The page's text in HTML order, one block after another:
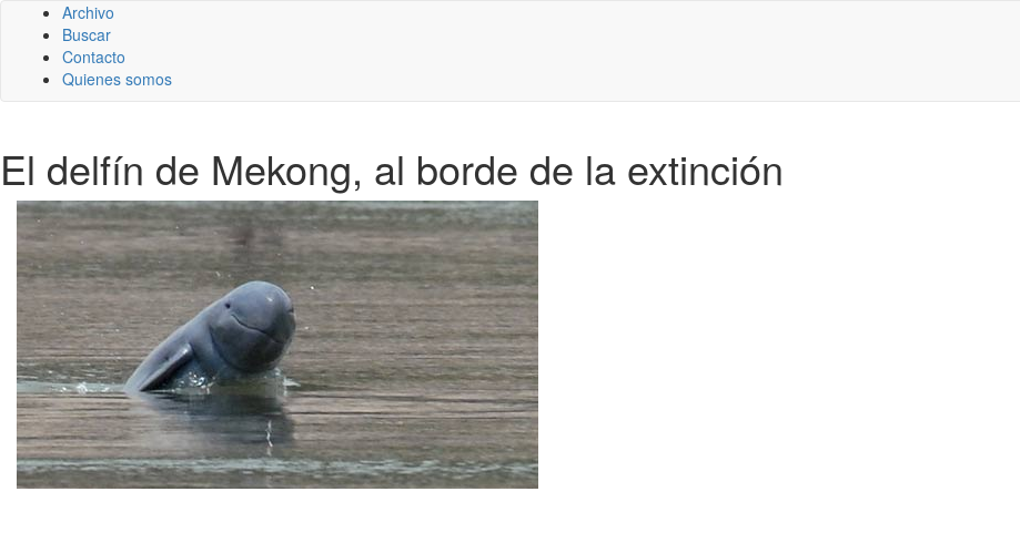
Archivo
Buscar
Contacto
Quienes somos
El delfín de Mekong, al borde de la extinción